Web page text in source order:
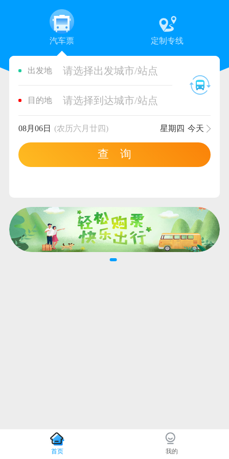
汽车票 定制专线
出发地 请选择出发城市/站点
目的地 请选择到达城市/站点
08月06日 (农历六月廿四) 星期四 今天
查 询
首页 我的